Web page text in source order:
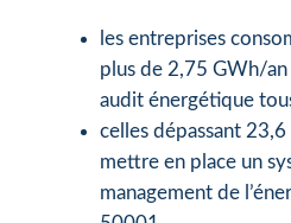
les entreprises
plus de 2,75 GWh/
audit énergétique
celles dépassant
mettre en place un
management de